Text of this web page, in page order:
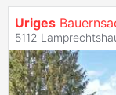
Uriges
5112